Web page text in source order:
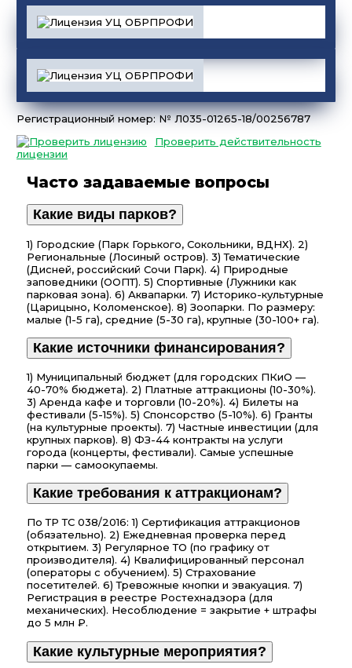
Регистрационный номер: № Л035-01265-18/00256787
Проверить действительность
лицензии
Часто задаваемые вопросы
Какие виды парков?
1) Городские (Парк Горького, Сокольники, ВДНХ). 2)
Региональные (Лосиный остров). 3) Тематические
(Дисней, российский Сочи Парк). 4) Природные
заповедники (ООПТ). 5) Спортивные (Лужники как
парковая зона). 6) Аквапарки. 7) Историко-культурные
(Царицыно, Коломенское). 8) Зоопарки. По размеру:
малые (1-5 га), средние (5-30 га), крупные (30-100+ га).
Какие источники финансирования?
1) Муниципальный бюджет (для городских ПКиО —
40-70% бюджета). 2) Платные аттракционы (10-30%).
3) Аренда кафе и торговли (10-20%). 4) Билеты на
фестивали (5-15%). 5) Спонсорство (5-10%). 6) Гранты
(на культурные проекты). 7) Частные инвестиции (для
крупных парков). 8) ФЗ-44 контракты на услуги
города (концерты, фестивали). Самые успешные
парки — самоокупаемы.
Какие требования к аттракционам?
По ТР ТС 038/2016: 1) Сертификация аттракционов
(обязательно). 2) Ежедневная проверка перед
открытием. 3) Регулярное ТО (по графику от
производителя). 4) Квалифицированный персонал
(операторы с обучением). 5) Страхование
посетителей. 6) Тревожные кнопки и эвакуация. 7)
Регистрация в реестре Ростехнадзора (для
механических). Несоблюдение = закрытие + штрафы
до 5 млн ₽.
Какие культурные мероприятия?